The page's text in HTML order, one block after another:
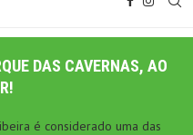
DAS CAVERNAS, AO
é considerado uma das